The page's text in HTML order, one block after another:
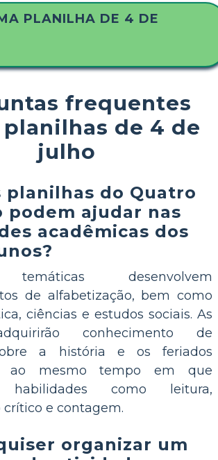
PLANILHA DE 4 DE
frequentes
de 4 de
julho
planilhas do Quatro
podem ajudar nas
acadêmicas dos
temáticas desenvolvem
de alfabetização, bem como
ciências e estudos sociais. As
conhecimento de
a história e os feriados
ao mesmo tempo em que
habilidades como leitura,
e contagem.
organizar um